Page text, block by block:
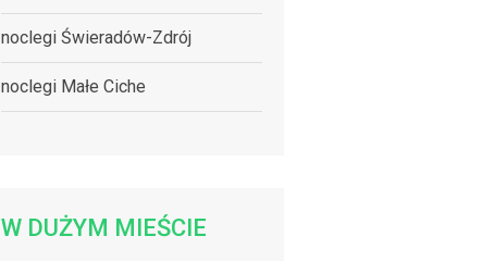
noclegi Świeradów-Zdrój
noclegi Małe Ciche
W DUŻYM MIEŚCIE